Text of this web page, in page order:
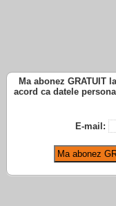
Ma abonez GRATUIT
acord ca datele
E-mail: